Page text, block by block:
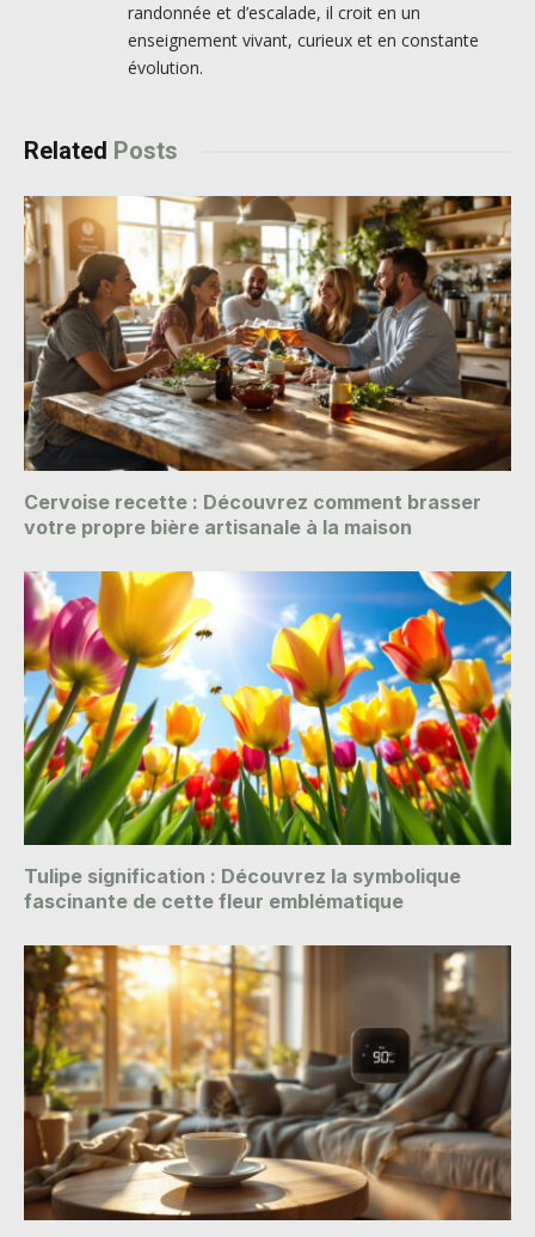
randonnée et d’escalade, il croit en un
enseignement vivant, curieux et en constante
évolution.
Related Posts
Cervoise recette : Découvrez comment brasser
votre propre bière artisanale à la maison
Tulipe signification : Découvrez la symbolique
fascinante de cette fleur emblématique